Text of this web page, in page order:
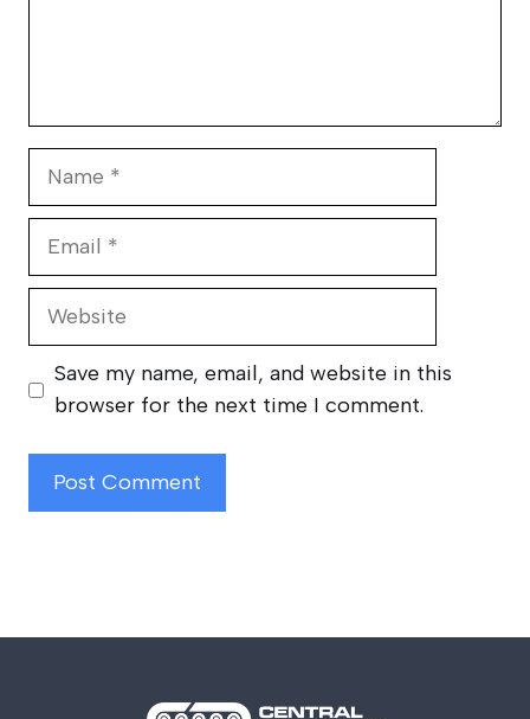
Website
Save my name, email, and website in this
browser for the next time I comment.